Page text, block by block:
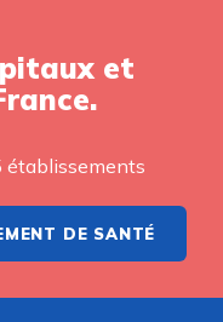
et
établissements
DE SANTÉ